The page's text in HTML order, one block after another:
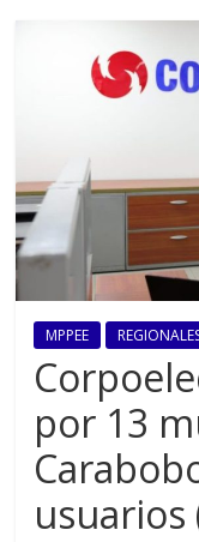
MPPEE
por 13